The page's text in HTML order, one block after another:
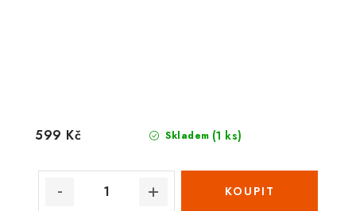
Skladem (1 ks)
599 Kč